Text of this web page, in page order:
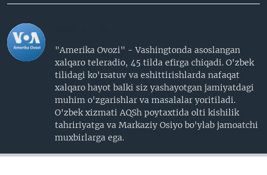
"Amerika Ovozi" - Vashingtonda asoslangan
xalqaro teleradio, 45 tilda efirga chiqadi. O'zbek
tilidagi ko'rsatuv va eshittirishlarda nafaqat
xalqaro hayot balki siz yashayotgan jamiyatdagi
muhim o'zgarishlar va masalalar yoritiladi.
O'zbek xizmati AQSh poytaxtida olti kishilik
tahririyatga va Markaziy Osiyo bo'ylab jamoatchi
muxbirlarga ega.